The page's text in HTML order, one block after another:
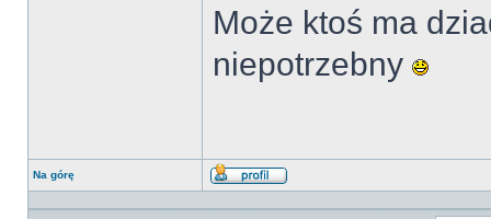
Może ktoś ma
niepotrzebny
Na górę
Wyświetl